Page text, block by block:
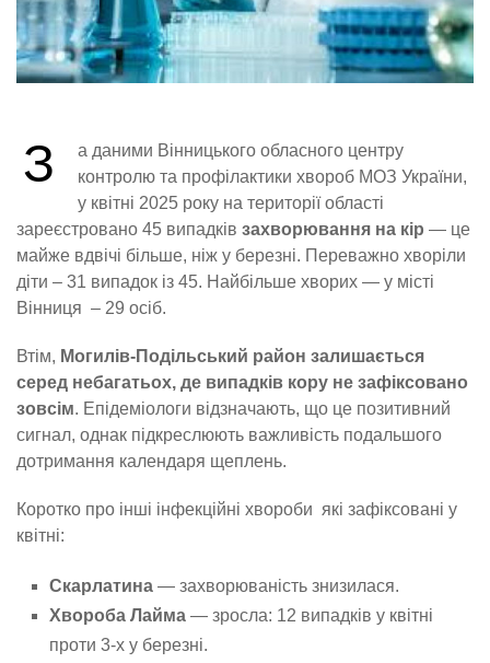
З
а даними Вінницького обласного центру
контролю та профілактики хвороб МОЗ України,
у квітні 2025 року на території області
зареєстровано 45 випадків захворювання на кір — це
майже вдвічі більше, ніж у березні. Переважно хворіли
діти – 31 випадок із 45. Найбільше хворих — у місті
Вінниця – 29 осіб.
Втім, Могилів-Подільський район залишається
серед небагатьох, де випадків кору не зафіксовано
зовсім. Епідеміологи відзначають, що це позитивний
сигнал, однак підкреслюють важливість подальшого
дотримання календаря щеплень.
Коротко про інші інфекційні хвороби які зафіксовані у
квітні:
Скарлатина — захворюваність знизилася.
Хвороба Лайма — зросла: 12 випадків у квітні
проти 3-х у березні.